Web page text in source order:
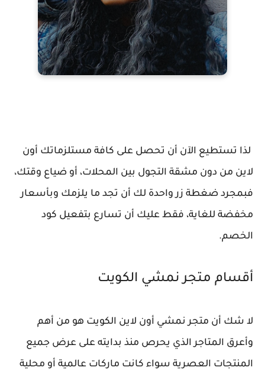
لذا تستطيع الآن أن تحصل على كافة مستلزماتك أون
لاين من دون مشقة التجول بين المحلات، أو ضياع وقتك،
فبمجرد ضغطة زر واحدة لك أن تجد ما يلزمك وبأسعار
مخفضة للغاية، فقط عليك أن تسارع بتفعيل كود
الخصم.
أقسام متجر نمشي الكويت
لا شك أن متجر نمشي أون لاين الكويت هو من أهم
وأعرق المتاجر الذي يحرص منذ بدايته على عرض جميع
المنتجات العصرية سواء كانت ماركات عالمية أو محلية